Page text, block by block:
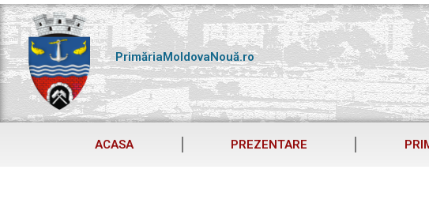
Skip
to
content
PrimăriaMoldovaNouă.ro
ACASA PREZENTARE